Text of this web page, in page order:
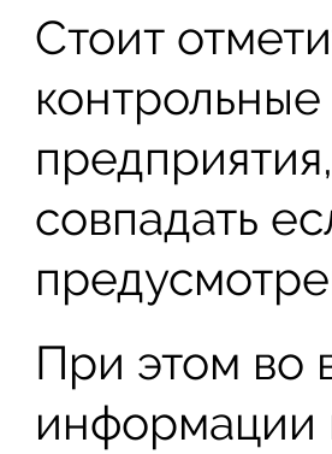
Стоит
совпадать
При этом во
информации